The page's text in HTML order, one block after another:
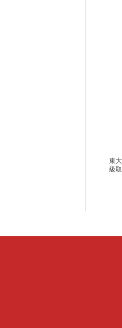
東
級取